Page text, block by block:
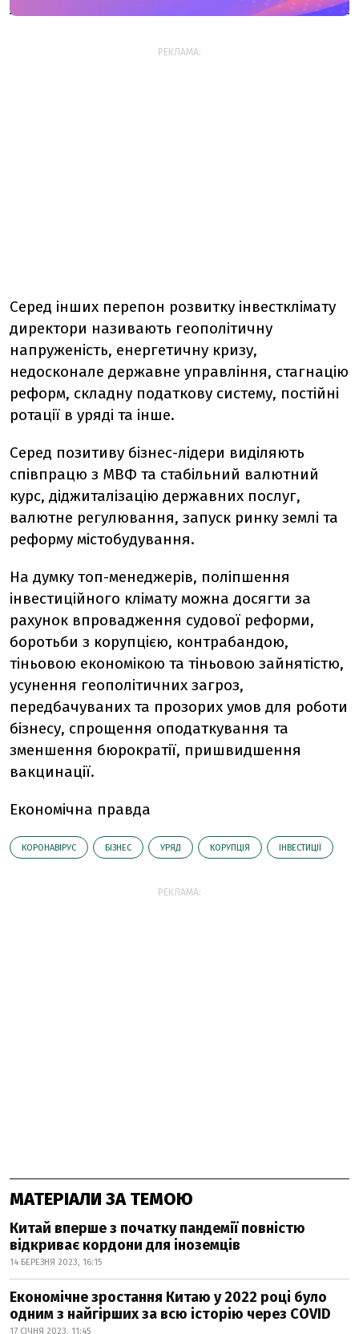
РЕКЛАМА:
Серед інших перепон розвитку інвестклімату
директори називають геополітичну
напруженість, енергетичну кризу,
недосконале державне управління, стагнацію
реформ, складну податкову систему, постійні
ротації в уряді та інше.
Серед позитиву бізнес-лідери виділяють
співпрацю з МВФ та стабільний валютний
курс, діджиталізацію державних послуг,
валютне регулювання, запуск ринку землі та
реформу містобудування.
На думку топ-менеджерів, поліпшення
інвестиційного клімату можна досягти за
рахунок впровадження судової реформи,
боротьби з корупцією, контрабандою,
тіньовою економікою та тіньовою зайнятістю,
усунення геополітичних загроз,
передбачуваних та прозорих умов для роботи
бізнесу, спрощення оподаткування та
зменшення бюрократії, пришвидшення
вакцинації.
Економічна правда
КОРОНАВІРУС БІЗНЕС УРЯД КОРУПЦІЯ ІНВЕСТИЦІЇ
РЕКЛАМА:
МАТЕРІАЛИ ЗА ТЕМОЮ
Китай вперше з початку пандемії повністю
відкриває кордони для іноземців
14 БЕРЕЗНЯ 2023, 16:15
Економічне зростання Китаю у 2022 році було
одним з найгірших за всю історію через COVID
17 СІЧНЯ 2023, 11:45